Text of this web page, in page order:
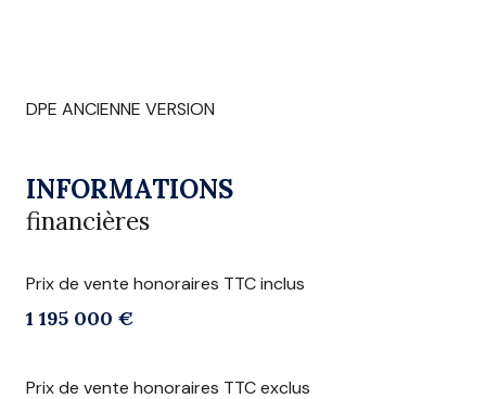
DPE ANCIENNE VERSION
INFORMATIONS
financières
Prix de vente honoraires TTC inclus
1 195 000 €
Prix de vente honoraires TTC exclus